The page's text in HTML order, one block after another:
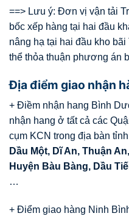
==> Lưu ý: Đơn vị vận tải
bốc xếp hàng tại hai đầu
nâng hạ tại hai đầu kho
thể thỏa thuận phương án
Địa điểm giao nhận
+ Điềm nhận hang Bình
nhận hang ở tất cả các
cụm KCN trong địa bàn
Dầu Một, Dĩ An, Thuận
Huyện Bàu Bàng, Dầu
…
+ Điểm giao hàng Ninh